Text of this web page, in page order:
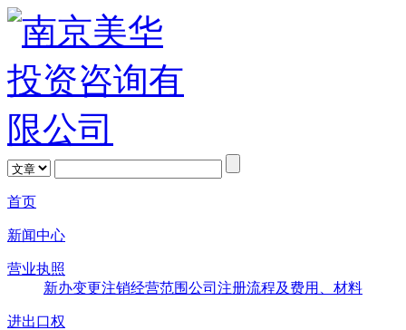
首页
新闻中心
营业执照
新办变更注销经营范围公司注册流程及费用、材料
进出口权